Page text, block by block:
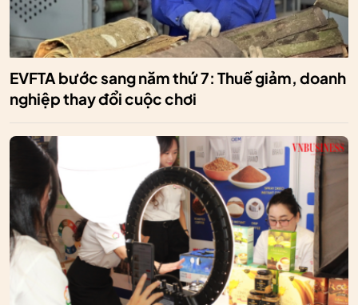
EVFTA bước sang năm thứ 7: Thuế giảm, doanh
nghiệp thay đổi cuộc chơi